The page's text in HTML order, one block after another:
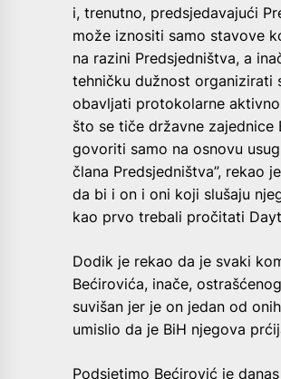
i, trenutno, predsjedavajući
može iznositi samo stavove
na razini Predsjedništva, a
tehničku dužnost organizirati
obavljati protokolarne
što se tiče državne zajednice
govoriti samo na osnovu
člana Predsjedništva”, rekao
da bi i on i oni koji slušaju
kao prvo trebali pročitati
Dodik je rekao da je svaki
Bećirovića, inače,
suvišan jer je on jedan od
umislio da je BiH njegova
Podsjetimo Bećirović je